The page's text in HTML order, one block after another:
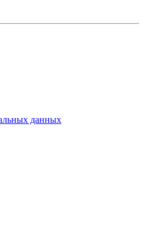
данных